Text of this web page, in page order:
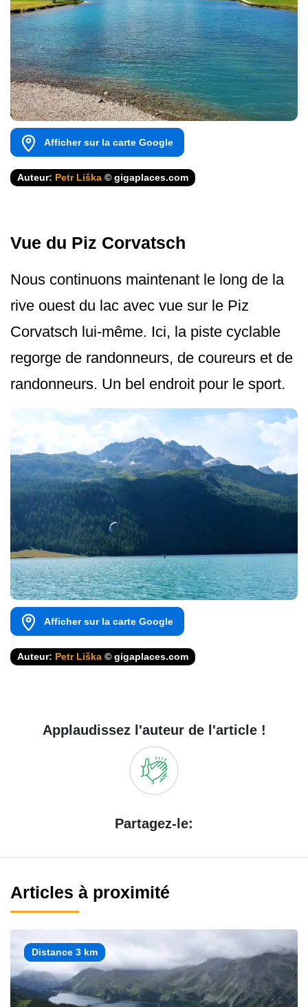
Afficher sur la carte Google
Auteur: Petr Liška © gigaplaces.com
Vue du Piz Corvatsch
Nous continuons maintenant le long de la
rive ouest du lac avec vue sur le Piz
Corvatsch lui-même. Ici, la piste cyclable
regorge de randonneurs, de coureurs et de
randonneurs. Un bel endroit pour le sport.
Afficher sur la carte Google
Auteur: Petr Liška © gigaplaces.com
Applaudissez l'auteur de l'article !
Partagez-le:
Articles à proximité
Distance 3 km